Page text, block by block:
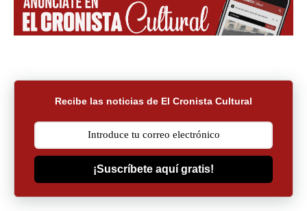
Recibe las noticias de El Cronista Cultural
¡Suscríbete aquí gratis!